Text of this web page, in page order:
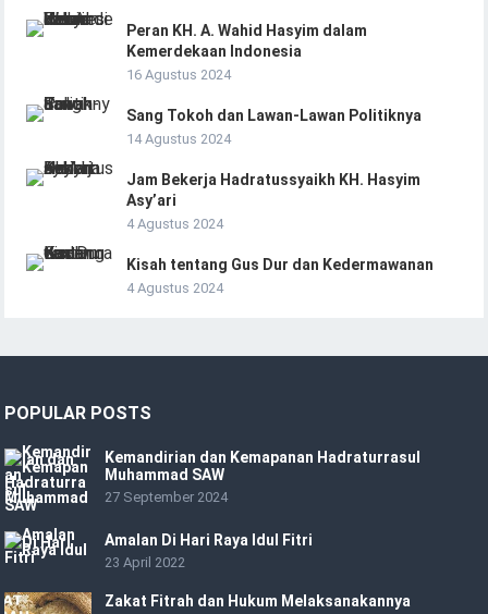
Peran KH. A. Wahid Hasyim dalam
Kemerdekaan Indonesia
16 Agustus 2024
Sang Tokoh dan Lawan-Lawan Politiknya
14 Agustus 2024
Jam Bekerja Hadratussyaikh KH. Hasyim
Asy’ari
4 Agustus 2024
Kisah tentang Gus Dur dan Kedermawanan
4 Agustus 2024
POPULAR POSTS
Kemandirian dan Kemapanan Hadraturrasul
Muhammad SAW
27 September 2024
Amalan Di Hari Raya Idul Fitri
23 April 2022
Zakat Fitrah dan Hukum Melaksanakannya